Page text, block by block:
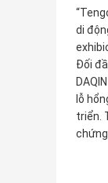
di
Đối
lỗ
triển.